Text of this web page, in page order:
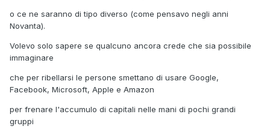
o ce ne saranno di tipo diverso (come pensavo negli anni
Novanta).
Volevo solo sapere se qualcuno ancora crede che sia possibile
immaginare
che per ribellarsi le persone smettano di usare Google,
Facebook, Microsoft, Apple e Amazon
per frenare l'accumulo di capitali nelle mani di pochi grandi
gruppi